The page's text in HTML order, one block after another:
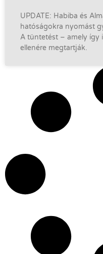
UPDATE: Habiba és
hatóságokra nyomást
A tüntetést – amely
ellenére megtartják.